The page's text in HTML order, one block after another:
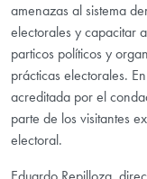
amenazas al sistema
electorales y capacitar
particos políticos y
prácticas electorales.
acreditada por el
parte de los visitantes
electoral.